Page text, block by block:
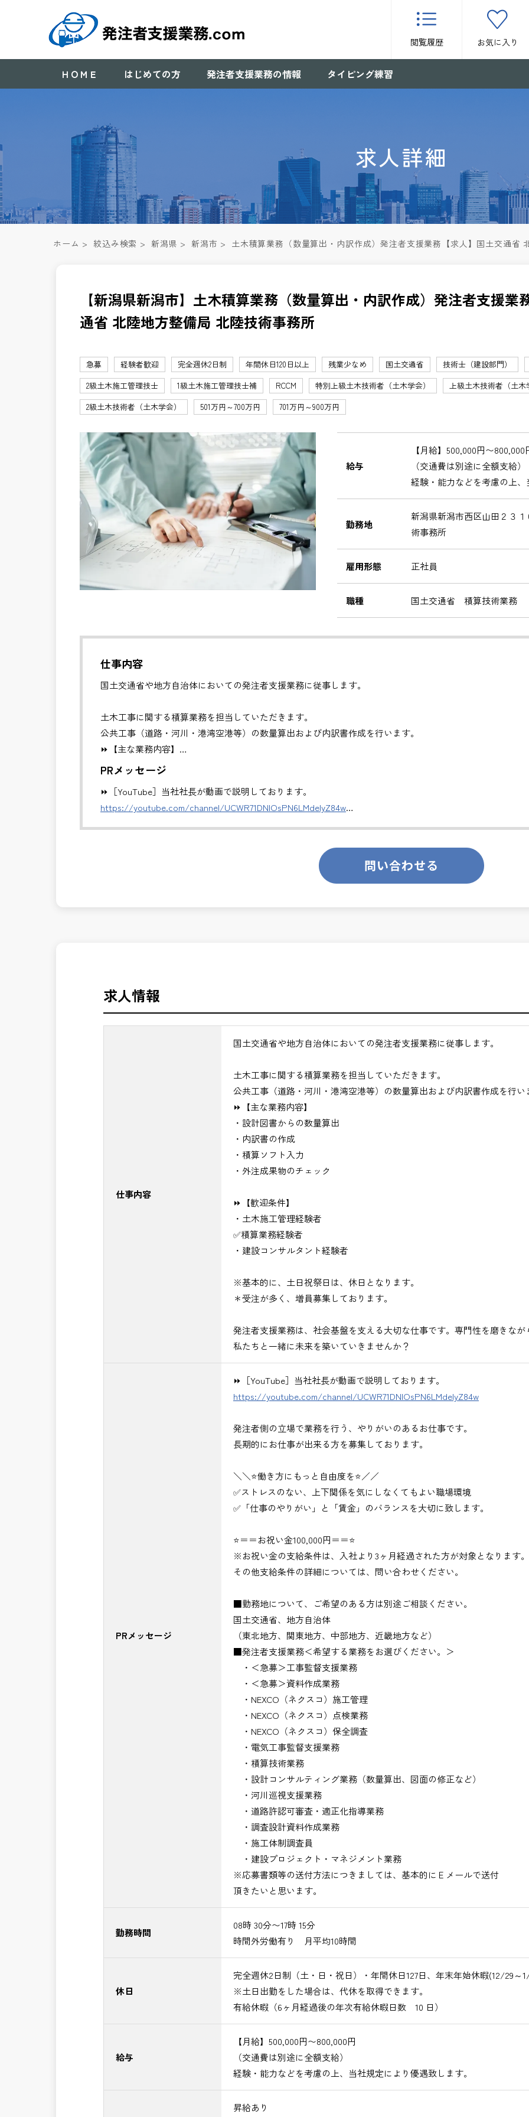
閲覧履歴 お気に入り
ＨＯＭＥ はじめての方 発注者支援業務の情報 タイピング練習
求人詳細
ホーム > 絞込み検索 > 新潟県 > 新潟市 > 土木積算業務（数量算出・内訳作成）発注者支援業務【求人】国土交通省
【新潟県新潟市】土木積算業務（数量算出・内訳作成）発注者支援業
通省 北陸地方整備局 北陸技術事務所
急募 経験者歓迎 完全週休2日制 年間休日120日以上 残業少なめ 国土交通省
技術士（建設部門）
2級土木施工管理技士
1級土木施工管理技士補 RCCM 特別上級土木技術者（土木学会）
上級土木技術者（土木
2級土木技術者（土木学会）
501万円～700万円 701万円～900万円
給与
【月給】500,000円〜800,000
（交通費は別途に全額支給）
経験・能力などを考慮の上
勤務地
新潟県新潟市西区山田２
術事務所
雇用形態 正社員
職種 国土交通省 積算技術業務
仕事内容
国土交通省や地方自治体においての発注者支援業務に従事します。
土木工事に関する積算業務を担当していただきます。
公共工事（道路・河川・港湾空港等）の数量算出および内訳書作成を行います。
⏩【主な業務内容】
・設計図書からの数量算出
・積算ソフト入力
・外注成果物のチェック
んか？
PRメッセージ
⏩［YouTube］当社社長が動画で説明しております。
https://youtube.com/channel/UCWR71DNlOsPN6LMdeIyZ84w
■勤務地について、ご希望のある方は別途ご相談ください。
（東北地方、関東地方、中部地方、近畿地方など）
・NEXCO（ネクスコ）施工管理
・設計コンサルティング業務（数量算出、図面の修正など）
・道路許認可審査・適正化指導業務
※応募書類等の送付方法につきましては、基本的にＥメールで送付
問い合わせる
求人情報
仕事内容
国土交通省や地方自治体においての発注者支援業務に従事します。
土木工事に関する積算業務を担当していただきます。
公共工事（道路・河川・港湾空港等）の数量算出および内訳書作成を行い
⏩【主な業務内容】
・設計図書からの数量算出
・内訳書の作成
・積算ソフト入力
・外注成果物のチェック
⏩【歓迎条件】
・土木施工管理経験者
✅積算業務経験者
・建設コンサルタント経験者
※基本的に、土日祝祭日は、休日となります。
＊受注が多く、増員募集しております。
発注者支援業務は、社会基盤を支える大切な仕事です。専門性を磨きな
私たちと一緒に未来を築いていきませんか？
PRメッセージ
⏩［YouTube］当社社長が動画で説明しております。
https://youtube.com/channel/UCWR71DNlOsPN6LMdeIyZ84w
発注者側の立場で業務を行う、やりがいのあるお仕事です。
長期的にお仕事が出来る方を募集しております。
＼＼⭐働き方にもっと自由度を⭐／／
✅ストレスのない、上下関係を気にしなくてもよい職場環境
✅「仕事のやりがい」と「賃金」のバランスを大切に致します。
⭐＝＝お祝い金100,000円＝＝⭐
※お祝い金の支給条件は、入社より3ヶ月経過された方が対象となります。
その他支給条件の詳細については、問い合わせください。
■勤務地について、ご希望のある方は別途ご相談ください。
国土交通省、地方自治体
（東北地方、関東地方、中部地方、近畿地方など）
■発注者支援業務＜希望する業務をお選びください。＞
・＜急募＞工事監督支援業務
・＜急募＞資料作成業務
・NEXCO（ネクスコ）施工管理
・NEXCO（ネクスコ）点検業務
・NEXCO（ネクスコ）保全調査
・電気工事監督支援業務
・積算技術業務
・設計コンサルティング業務（数量算出、図面の修正など）
・河川巡視支援業務
・道路許認可審査・適正化指導業務
・調査設計資料作成業務
・施工体制調査員
・建設プロジェクト・マネジメント業務
※応募書類等の送付方法につきましては、基本的にＥメールで送付
頂きたいと思います。
勤務時間
08時 30分〜17時 15分
時間外労働有り 月平均10時間
休日
完全週休2日制（土・日・祝日）・年間休日127日、年末年始休暇(12/29～
※土日出勤をした場合は、代休を取得できます。
有給休暇（6ヶ月経過後の年次有給休暇日数 10 日）
給与
【月給】500,000円〜800,000円
（交通費は別途に全額支給）
経験・能力などを考慮の上、当社規定により優遇致します。
昇給あり